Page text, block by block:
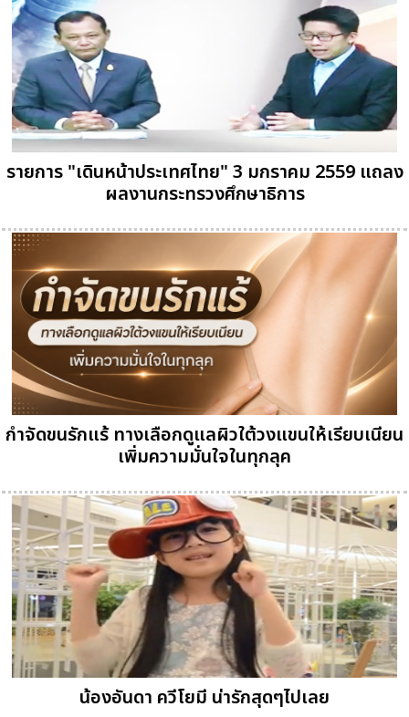
รายการ "เดินหน้าประเทศไทย" 3 มกราคม 2559 แถลง
ผลงานกระทรวงศึกษาธิการ
กำจัดขนรักแร้ ทางเลือกดูแลผิวใต้วงแขนให้เรียบเนียน
เพิ่มความมั่นใจในทุกลุค
น้องอันดา ควีโยมี น่ารักสุดๆไปเลย